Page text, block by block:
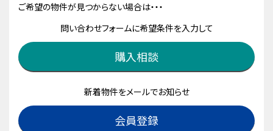
ご希望の物件が見つからない場合は・・・
問い合わせフォームに希望条件を入力して
購入相談
新着物件をメールでお知らせ
会員登録